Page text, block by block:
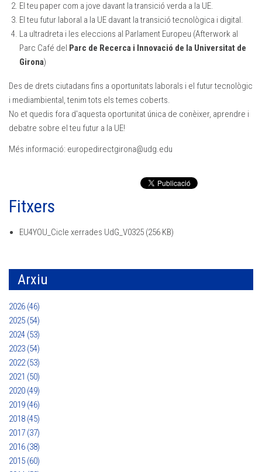
El teu paper com a jove davant la transició verda a la UE.
El teu futur laboral a la UE davant la transició tecnològica i digital.
La ultradreta i les eleccions al Parlament Europeu (Afterwork al
Parc Café del Parc de Recerca i Innovació de la Universitat de
Girona)
Des de drets ciutadans fins a oportunitats laborals i el futur tecnològic
i mediambiental, tenim tots els temes coberts.
No et quedis fora d'aquesta oportunitat única de conèixer, aprendre i
debatre sobre el teu futur a la UE!
Més informació: europedirectgirona@udg.edu
Fitxers
EU4YOU_Cicle xerrades UdG_V0325 (256 KB)
Arxiu
2026 (46)
2025 (54)
2024 (53)
2023 (54)
2022 (53)
2021 (50)
2020 (49)
2019 (46)
2018 (45)
2017 (37)
2016 (38)
2015 (60)